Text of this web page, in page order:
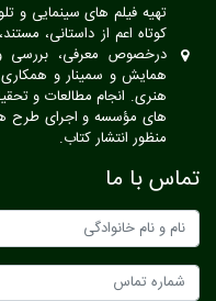
تهیه فیلم های سینمایی و
کوتاه اعم از داستانی،
درخصوص معرفی، بررسی
همایش و سمینار و همکاری
هنری. انجام مطالعات و
های مؤسسه و اجرای طرح
منظور انتشار کتاب.
تماس با ما